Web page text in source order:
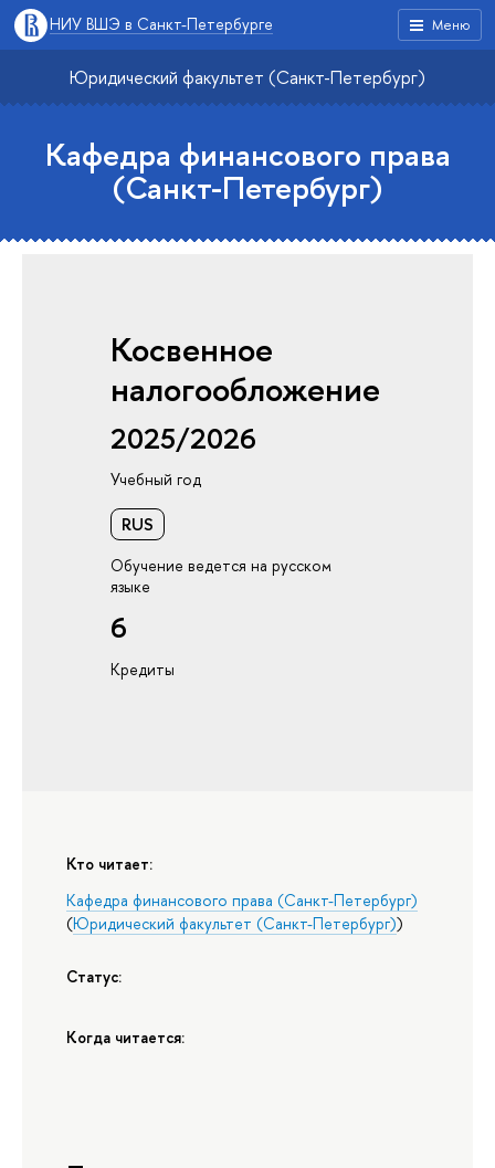
Меню
НИУ ВШЭ в Санкт-Петербурге
Юридический факультет (Санкт-Петербург)
Кафедра финансового права
(Санкт-Петербург)
Косвенное
налогообложение
2025/2026
Учебный год
RUS
Обучение ведется на русском
языке
6
Кредиты
Кто читает:
Кафедра финансового права (Санкт-Петербург)
(Юридический факультет (Санкт-Петербург))
Статус:
Когда читается: